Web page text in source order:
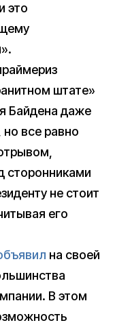
это
штате»
Байдена даже
все равно
сторонниками
не стоит
его
на своей
В этом